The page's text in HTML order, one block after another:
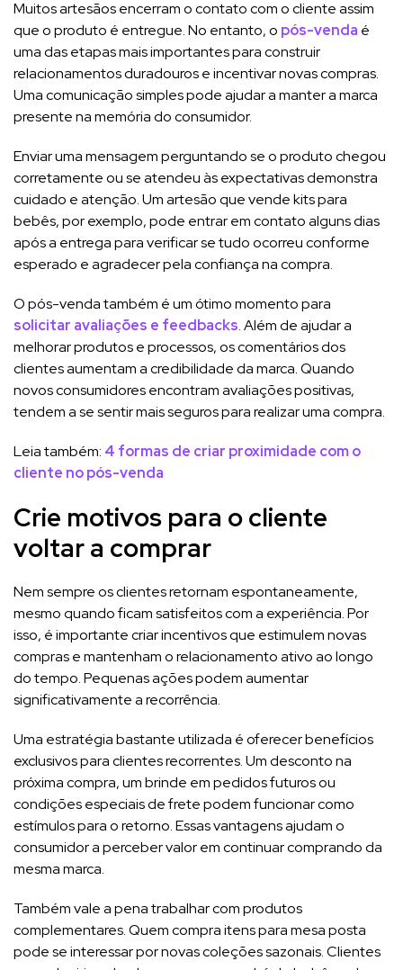
Muitos artesãos encerram o contato com o cliente assim
que o produto é entregue. No entanto, o pós-venda é
uma das etapas mais importantes para construir
relacionamentos duradouros e incentivar novas compras.
Uma comunicação simples pode ajudar a manter a marca
presente na memória do consumidor.
Enviar uma mensagem perguntando se o produto chegou
corretamente ou se atendeu às expectativas demonstra
cuidado e atenção. Um artesão que vende kits para
bebês, por exemplo, pode entrar em contato alguns dias
após a entrega para verificar se tudo ocorreu conforme
esperado e agradecer pela confiança na compra.
O pós-venda também é um ótimo momento para
solicitar avaliações e feedbacks. Além de ajudar a
melhorar produtos e processos, os comentários dos
clientes aumentam a credibilidade da marca. Quando
novos consumidores encontram avaliações positivas,
tendem a se sentir mais seguros para realizar uma compra.
Leia também: 4 formas de criar proximidade com o
cliente no pós-venda
Crie motivos para o cliente
voltar a comprar
Nem sempre os clientes retornam espontaneamente,
mesmo quando ficam satisfeitos com a experiência. Por
isso, é importante criar incentivos que estimulem novas
compras e mantenham o relacionamento ativo ao longo
do tempo. Pequenas ações podem aumentar
significativamente a recorrência.
Uma estratégia bastante utilizada é oferecer benefícios
exclusivos para clientes recorrentes. Um desconto na
próxima compra, um brinde em pedidos futuros ou
condições especiais de frete podem funcionar como
estímulos para o retorno. Essas vantagens ajudam o
consumidor a perceber valor em continuar comprando da
mesma marca.
Também vale a pena trabalhar com produtos
complementares. Quem compra itens para mesa posta
pode se interessar por novas coleções sazonais. Clientes